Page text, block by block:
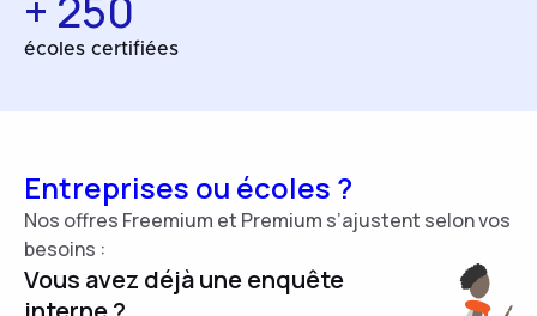
écoles certifiées
Entreprises ou écoles ?
Nos offres Freemium et Premium s’ajustent selon vos
besoins :
Vous avez déjà une enquête